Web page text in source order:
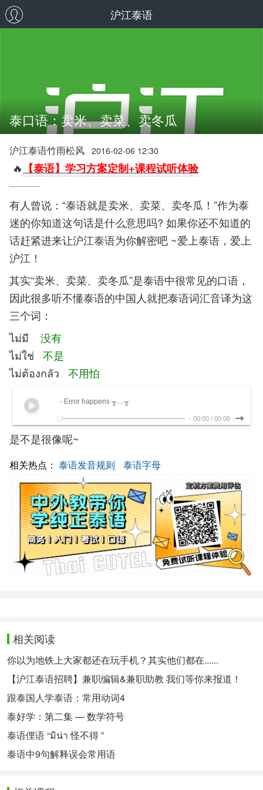
沪江泰语
泰口语：卖米、卖菜、卖冬瓜
沪江泰语竹雨松风 2016-02-06 12:30
🔥 【泰语】学习方案定制+课程试听体验
有人曾说：“泰语就是卖米、卖菜、卖冬瓜！”作为泰
迷的你知道这句话是什么意思吗? 如果你还不知道的
话赶紧进来让沪江泰语为你解密吧 ~爱上泰语，爱上
沪江！
其实“卖米、卖菜、卖冬瓜”是泰语中很常见的口语，
因此很多听不懂泰语的中国人就把泰语词汇音译为这
三个词：
ไม่มี 没有
ไม่ใช่ 不是
ไม่ต้องกลัว 不用怕
- Error happens ╥﹏╥
- 00:00 / 00:00
是不是很像呢~
相关热点： 泰语发音规则 泰语字母
相关阅读
你以为地铁上大家都还在玩手机？其实他们都在......
【沪江泰语招聘】兼职编辑&兼职助教 我们等你来报道！
跟泰国人学泰语：常用动词4
泰好学：第二集 — 数学符号
泰语俚语 “มิน่า 怪不得 ”
泰语中9句解释误会常用语